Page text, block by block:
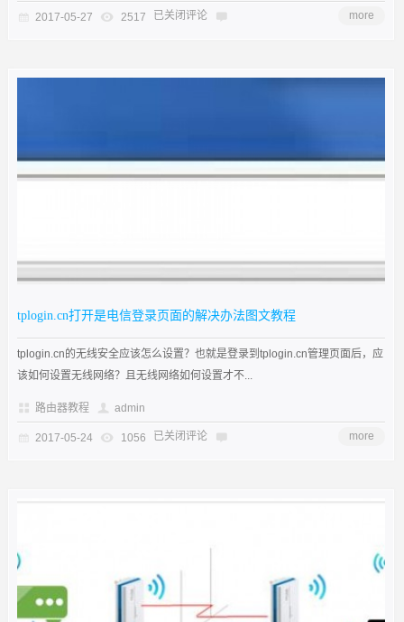
2017-05-27 2517 已关闭评论 more
tplogin.cn打开是电信登录页面的解决办法图文教程
tplogin.cn的无线安全应该怎么设置？也就是登录到tplogin.cn管理页面后，应
该如何设置无线网络？且无线网络如何设置才不...
路由器教程 admin
2017-05-24 1056 已关闭评论 more